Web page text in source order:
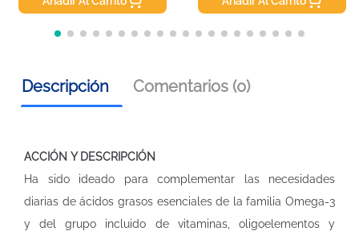
Descripción Comentarios (0)
ACCIÓN Y DESCRIPCIÓN
Ha sido ideado para complementar las necesidades
diarias de ácidos grasos esenciales de la familia Omega-3
y del grupo incluido de vitaminas, oligoelementos y